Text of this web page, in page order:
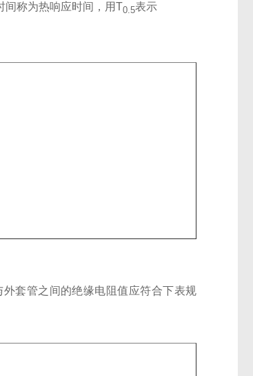
间称为热响应时间，用T0.5表示
套管之间的绝缘电阻值应符合下表规